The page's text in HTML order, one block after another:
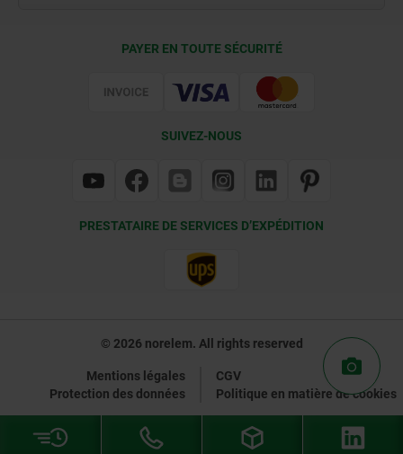
PAYER EN TOUTE SÉCURITÉ
SUIVEZ-NOUS
PRESTATAIRE DE SERVICES D’EXPÉDITION
© 2026 norelem. All rights reserved
Mentions légales
CGV
Protection des données
Politique en matière de cookies